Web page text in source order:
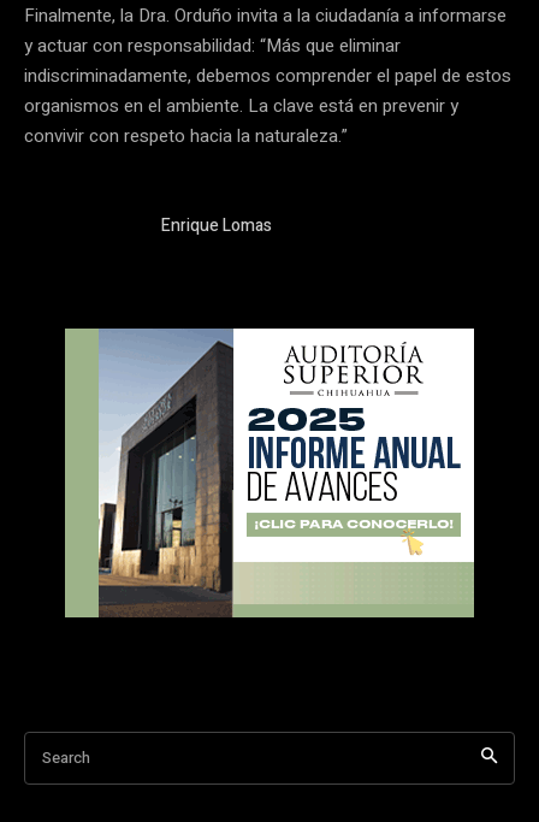
Finalmente, la Dra. Orduño invita a la ciudadanía a informarse
y actuar con responsabilidad: “Más que eliminar
indiscriminadamente, debemos comprender el papel de estos
organismos en el ambiente. La clave está en prevenir y
convivir con respeto hacia la naturaleza.”
Enrique Lomas
Search